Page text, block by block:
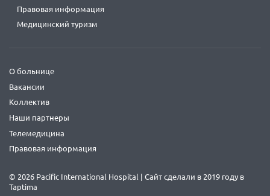
Правовая информация
Медицинский туризм
О больнице
Вакансии
Коллектив
Наши партнеры
Телемедицина
Правовая информация
© 2026 Pacific International Hospital | Сайт сделали в 2019 году в
Taptima